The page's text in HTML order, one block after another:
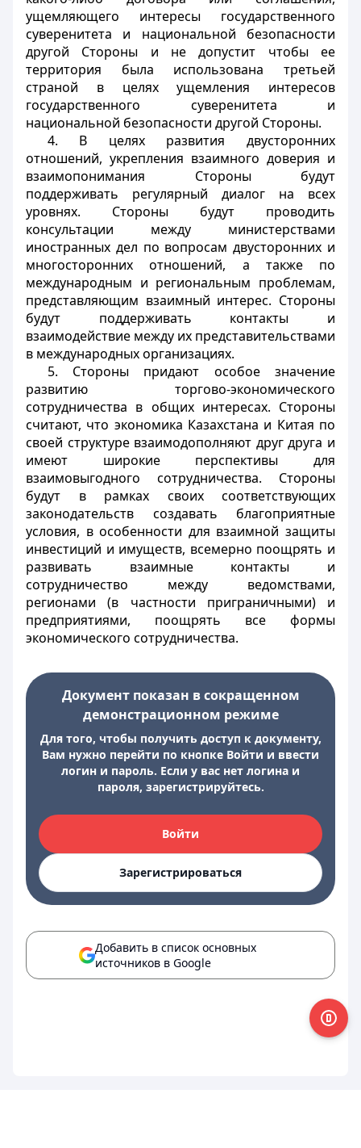
ущемляющего интересы государственного
суверенитета и национальной безопасности
другой Стороны и не допустит чтобы ее
территория была использована третьей
страной в целях ущемления интересов
государственного суверенитета и
национальной безопасности другой Стороны.
4. В целях развития двусторонних
отношений, укрепления взаимного доверия и
взаимопонимания Стороны будут
поддерживать регулярный диалог на всех
уровнях. Стороны будут проводить
консультации между министерствами
иностранных дел по вопросам двусторонних и
многосторонних отношений, а также по
международным и региональным проблемам,
представляющим взаимный интерес. Стороны
будут поддерживать контакты и
взаимодействие между их представительствами
в международных организациях.
5. Стороны придают особое значение
развитию торгово-экономического
сотрудничества в общих интересах. Стороны
считают, что экономика Казахстана и Китая по
своей структуре взаимодополняют друг друга и
имеют широкие перспективы для
взаимовыгодного сотрудничества. Стороны
будут в рамках своих соответствующих
законодательств создавать благоприятные
условия, в особенности для взаимной защиты
инвестиций и имуществ, всемерно поощрять и
развивать взаимные контакты и
сотрудничество между ведомствами,
регионами (в частности приграничными) и
предприятиями, поощрять все формы
экономического сотрудничества.
Документ показан в сокращенном
демонстрационном режиме
Для того, чтобы получить доступ к документу,
Вам нужно перейти по кнопке Войти и ввести
логин и пароль. Если у вас нет логина и
пароля, зарегистрируйтесь.
Войти
Зарегистрироваться
Добавить в список основных
источников в Google